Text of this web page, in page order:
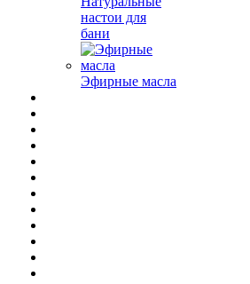
настои для
бани
Эфирные масла